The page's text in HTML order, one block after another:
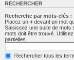
RECHERCHER
Recherche par mots-clés :
Placez un + devant un mot
Saisissez une suite de mots
mots doit être trouvé.
partielles.
Rechercher tous les